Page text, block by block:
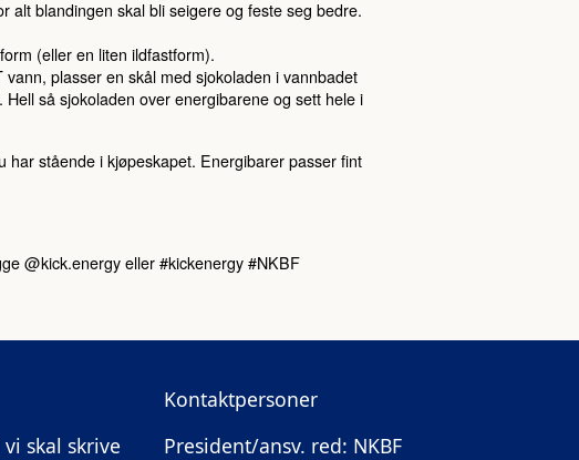
alt blandingen skal bli seigere og feste seg bedre.
(eller en liten ildfastform).
plasser en skål med sjokoladen i vannbadet
så sjokoladen over energibarene og sett hele i
har stående i kjøpeskapet. Energibarer passer fint
@kick.energy eller #kickenergy #NKBF
skal skrive
Kontaktpersoner
President/ansv. red: NKBF